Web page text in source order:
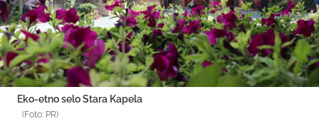
Eko-etno selo Stara Kapela
(Foto: PR)